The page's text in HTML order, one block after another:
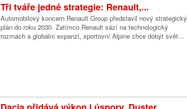
Tři tváře jedné strategie: Renault,...
Automobilový koncern Renault Group představil nový strategický
plán do roku 2030. Zatímco Renault sází na technologický
rozmach a globální expanzi, sportovní Alpine chce dobýt svět...